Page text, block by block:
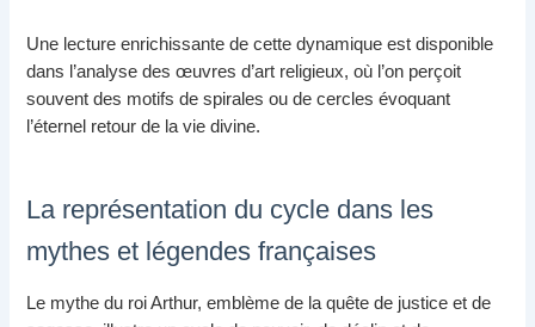
Une lecture enrichissante de cette dynamique est disponible
dans l’analyse des œuvres d’art religieux, où l’on perçoit
souvent des motifs de spirales ou de cercles évoquant
l’éternel retour de la vie divine.
La représentation du cycle dans les
mythes et légendes françaises
Le mythe du roi Arthur, emblème de la quête de justice et de